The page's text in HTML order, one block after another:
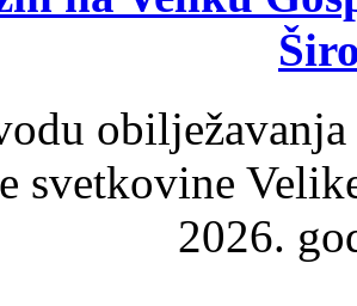
svetkovine
2026.